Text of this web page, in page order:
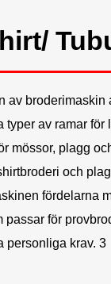
av
typer av ramar för
mössor, plagg
och
fördelarna
passar för
personliga krav. 3